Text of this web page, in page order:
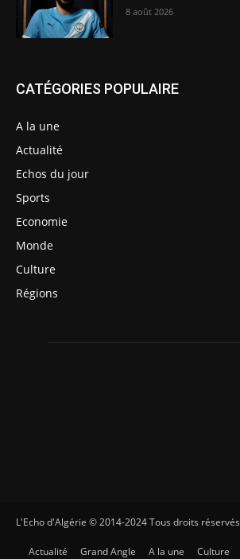
8 août 2026
CATÉGORIES POPULAIRE
A la une
Actualité
Echos du jour
Sports
Economie
Monde
Culture
Régions
L'Echo d'Algérie © 2014-2024 Tous droits réservés
Actualité Grand Angle A la une Culture